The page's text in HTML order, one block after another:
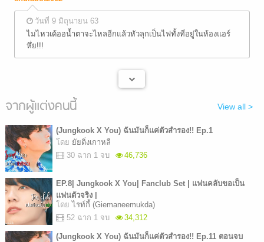
วันที่ 9 มิถุนายน 63
ไม่ไหวเด้ออน้ำตาจะไหลอีกแล้วหัวลุกเป็นไฟทั้งที่อยู่ในห้องแอร์
หึ่ย!!!
จากผู้แต่งคนนี้ View all >
(Jungkook X You) ฉันมันก็แค่ตัวสำรอง!! Ep.1
โดย ยัยติ่งเกาหลี
30 ฉาก 1 จบ
46,736
EP.8| Jungkook X You| Fanclub Set | แฟนคลับขอเป็น
แฟนตัวจริง |
โดย ไรท์กี้ (Giemaneemukda)
52 ฉาก 1 จบ
34,312
(Jungkook X You) ฉันมันก็แค่ตัวสำรอง!! Ep.11 ตอนจบ